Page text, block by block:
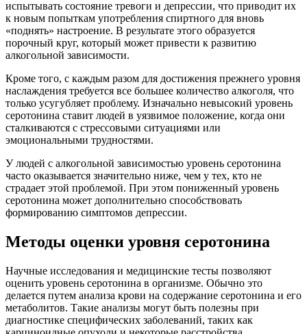
испытывать состояние тревоги и депрессии, что приводит их
к новым попыткам употребления спиртного для вновь
«поднять» настроение. В результате этого образуется
порочный круг, который может привести к развитию
алкогольной зависимости.
Кроме того, с каждым разом для достижения прежнего уровня
наслаждения требуется все большее количество алкоголя, что
только усугубляет проблему. Изначально невысокий уровень
серотонина ставит людей в уязвимое положение, когда они
сталкиваются с стрессовыми ситуациями или
эмоциональными трудностями.
У людей с алкогольной зависимостью уровень серотонина
часто оказывается значительно ниже, чем у тех, кто не
страдает этой проблемой. При этом пониженный уровень
серотонина может дополнительно способствовать
формированию симптомов депрессии.
Методы оценки уровня серотонина
Научные исследования и медицинские тесты позволяют
оценить уровень серотонина в организме. Обычно это
делается путем анализа крови на содержание серотонина и его
метаболитов. Такие анализы могут быть полезны при
диагностике специфических заболеваний, таких как